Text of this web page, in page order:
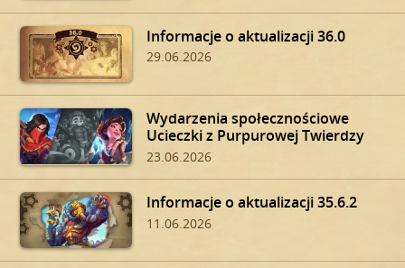
Informacje o aktualizacji 36.0
29.06.2026
Wydarzenia społecznościowe
Ucieczki z Purpurowej Twierdzy
23.06.2026
Informacje o aktualizacji 35.6.2
11.06.2026